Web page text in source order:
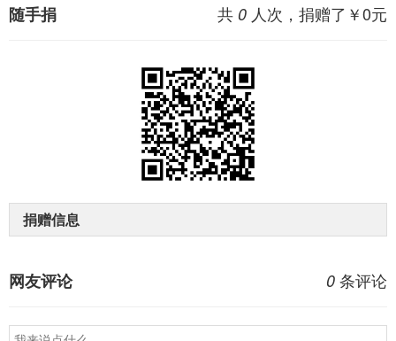
共 0 人次，捐赠了￥0元
随手捐
捐赠信息
0 条评论
网友评论